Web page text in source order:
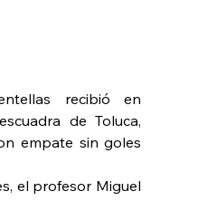
recibió en
de Toluca,
empate sin goles
el profesor Miguel